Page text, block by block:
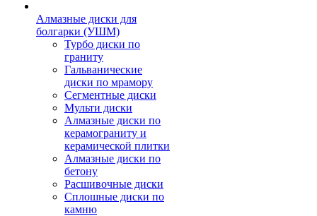
Алмазные диски для
болгарки (УШМ)
Турбо диски по
граниту
Гальванические
диски по мрамору
Сегментные диски
Мульти диски
Алмазные диски по
керамограниту и
керамической плитки
Алмазные диски по
бетону
Расшивочные диски
Сплошные диски по
камню